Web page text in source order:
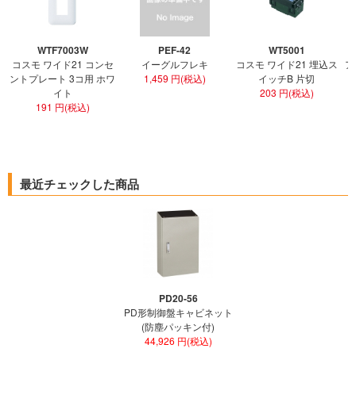
WTF7003W
コスモ ワイド21 コンセ
ントプレート 3コ用 ホワ
イト
191 円(税込)
PEF-42
イーグルフレキ
1,459 円(税込)
WT5001
コスモ ワイド21 埋込ス
イッチB 片切
203 円(税込)
最近チェックした商品
PD20-56
PD形制御盤キャビネット
(防塵パッキン付)
44,926 円(税込)